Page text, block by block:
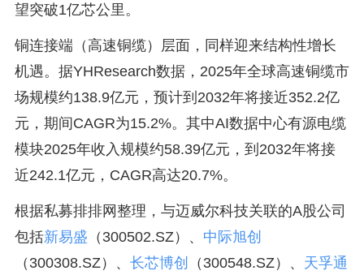
望突破1亿芯公里。
铜连接端（高速铜缆）层面，同样迎来结构性增长
机遇。据YHResearch数据，2025年全球高速铜缆市
场规模约138.9亿元，预计到2032年将接近352.2亿
元，期间CAGR为15.2%。其中AI数据中心有源电缆
模块2025年收入规模约58.39亿元，到2032年将接
近242.1亿元，CAGR高达20.7%。
根据私募排排网整理，与迈威尔科技关联的A股公司
包括新易盛 （300502.SZ）、 中际旭创
（300308.SZ）、 长芯博创 （300548.SZ）、 天孚通